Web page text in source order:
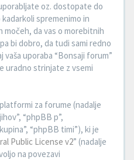
oz. dostopate do
spremenimo in
močeh, da vas o morebitnih
bi dobro, da tudi sami redno
uporaba “Bonsaji forum”
uradno strinjate z vsemi
za forume (nadalje
“phpBB p”,
“phpBB timi”), ki je
Public License v2” (nadalje
na povezavi